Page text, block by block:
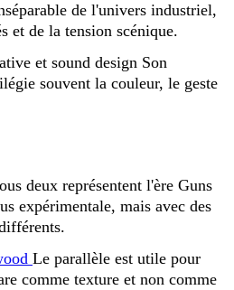
de l'univers industriel,
et de la tension scénique.
et sound design Son
souvent la couleur, le geste
deux représentent l'ère Guns
expérimentale, mais avec des
Le parallèle est utile pour
comme texture et non comme